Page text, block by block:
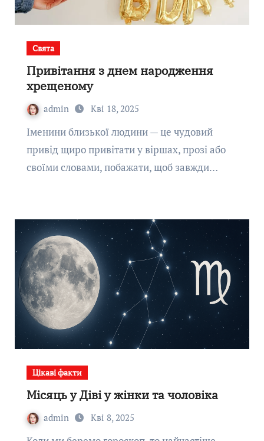
Свята
Привітання з днем народження
хрещеному
admin Кві 18, 2025
Іменини близької людини — це чудовий
привід щиро привітати у віршах, прозі або
своїми словами, побажати, щоб завжди…
Цікаві факти
Місяць у Діві у жінки та чоловіка
admin Кві 8, 2025